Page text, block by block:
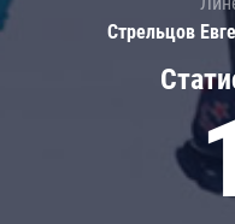
Стрельцов